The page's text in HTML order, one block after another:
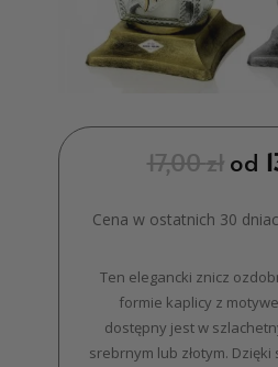
17,00złod
Cena w ostatnich 30
Ten elegancki znicz
formie kaplicy z
dostępny jest w
srebrnym lub złotym.